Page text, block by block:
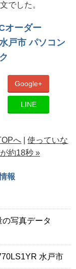
でした。
オーダー
戸市 パソコン
Google+
LINE
へ |使っていな
約18秒 »
報
写真データ
水戸市